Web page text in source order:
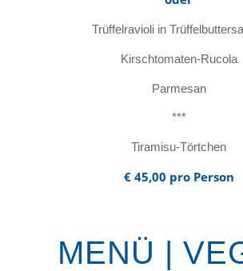
Trüffelravioli in
Kirschtomaten-Rucola
Parmesan
***
Tiramisu-Törtchen
€ 45,00 pro Person
MENÜ |